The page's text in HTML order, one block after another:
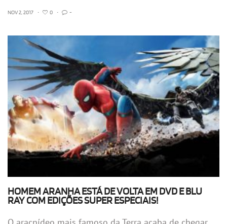
NOV 2, 2017 • 0 • -
HOMEM ARANHA ESTÁ DE VOLTA EM DVD E BLU
RAY COM EDIÇÕES SUPER ESPECIAIS!